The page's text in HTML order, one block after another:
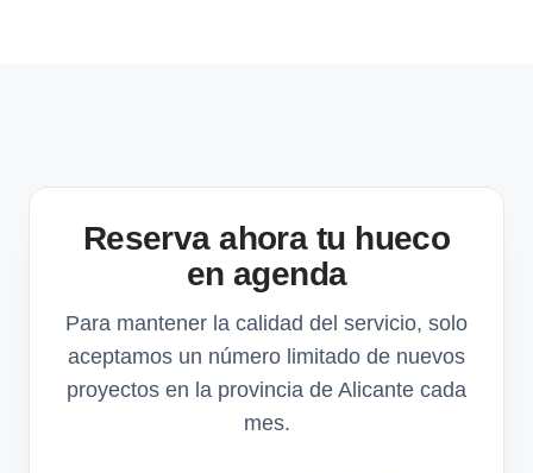
Reserva ahora tu hueco
en agenda
Para mantener la calidad del servicio, solo
aceptamos un número limitado de nuevos
proyectos en la provincia de Alicante cada
mes.